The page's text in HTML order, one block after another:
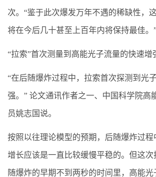
次。“鉴于此次爆发万年不遇的稀缺性，
将在今后几十甚至上百年内将保持最佳。”
“拉索”首次测量到高能光子流量的快速增
“在后随爆炸过程中，拉索首次探测到光
强。” 论文通讯作者之一、中国科学院高
员姚志国说。
按照以往理论模型的预期，后随爆炸过程
增长应该是一直比较缓慢平稳的。但这
随爆炸的早期不到两秒的时间里，高能光